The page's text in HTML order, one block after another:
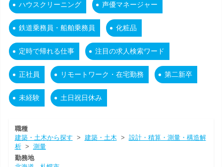
ハウスクリーニング 声優マネージャー
鉄道乗務員・船舶乗務員 化粧品
定時で帰れる仕事 注目の求人検索ワード
正社員 リモートワーク・在宅勤務 第二新卒
未経験 土日祝日休み
職種
建築・土木から探す > 建築・土木 > 設計・積算・測量・構造解
析> 測量
勤務地